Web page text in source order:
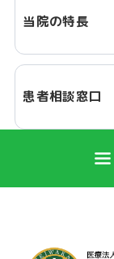
当院の特長
患者相談窓口